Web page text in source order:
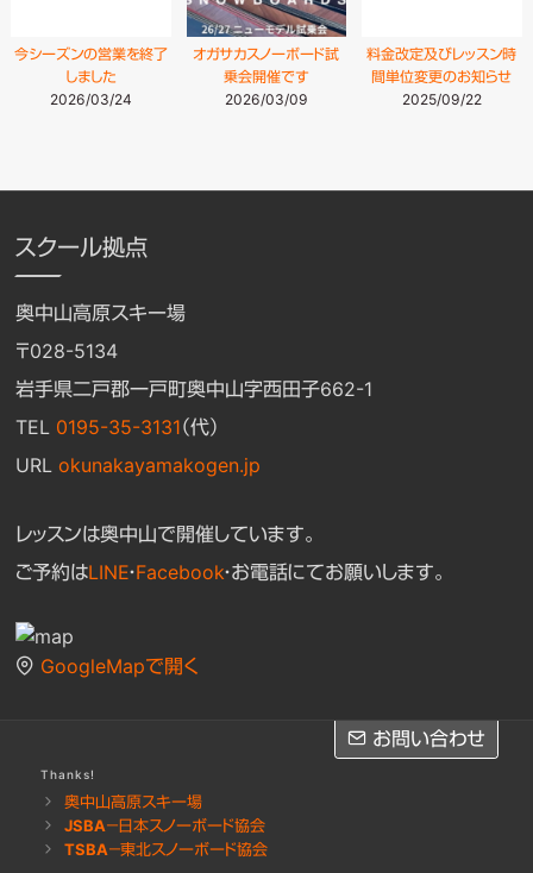
今シーズンの営業を終了
しました
2026/03/24
オガサカスノーボード試
乗会開催です
2026/03/09
料金改定及びレッスン時
間単位変更のお知らせ
2025/09/22
スクール拠点
奥中山高原スキー場
〒028-5134
岩手県二戸郡一戸町奥中山字西田子662-1
TEL 0195-35-3131（代）
URLokunakayamakogen.jp
レッスンは奥中山で開催しています。
ご予約はLINE・Facebook・お電話にてお願いします。
GoogleMapで開く
お問い合わせ
※レッスンのご予約はLINE・Facebook
お問い合わせ
Thanks!
奥中山高原スキー場
JSBA－日本スノーボード協会
TSBA－東北スノーボード協会